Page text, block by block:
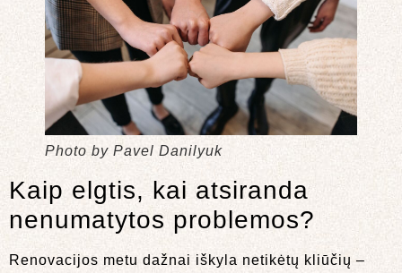
Photo by Pavel Danilyuk
Kaip elgtis, kai atsiranda
nenumatytos problemos?
Renovacijos metu dažnai iškyla netikėtų kliūčių –